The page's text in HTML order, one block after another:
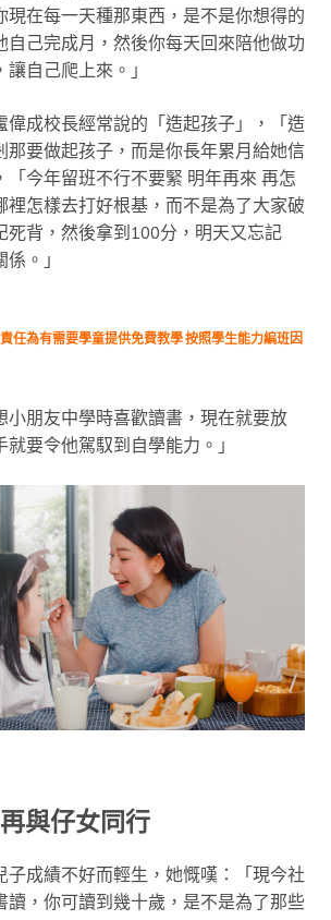
現在每一天種那東西，是不是你想得的
自己完成月，然後你每天回來陪他做功
自己爬上來。」
偉成校長經常說的「造起孩子」，「造
那要做起孩子，而是你長年累月給她信
「今年留班不行不要緊 明年再來 再怎
裡怎樣去打好根基，而不是為了大家破
死背，然後拿到100分，明天又忘記
。」
任為有需要學童提供免費教學 按照學生能力編班因
小朋友中學時喜歡讀書，現在就要放
要令他駕馭到自學能力。」
與仔女同行
子成績不好而輕生，她慨嘆：「現今社
讀，你可讀到幾十歲，是不是為了那些